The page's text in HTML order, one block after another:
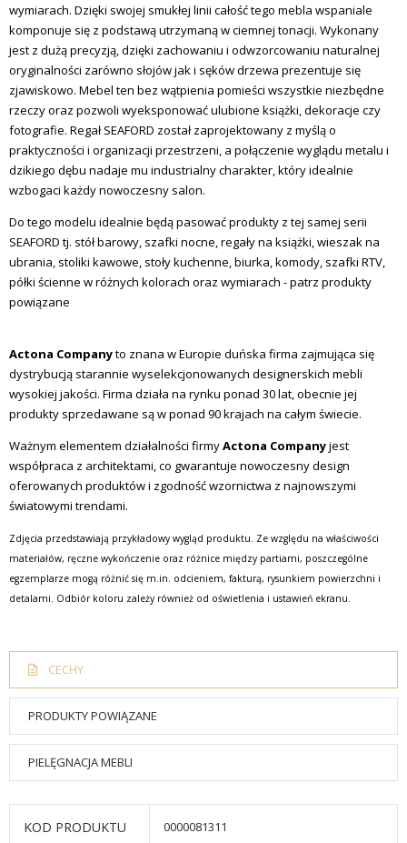
wymiarach. Dzięki swojej smukłej linii całość tego mebla wspaniale
komponuje się z podstawą utrzymaną w ciemnej tonacji. Wykonany
jest z dużą precyzją, dzięki zachowaniu i odwzorcowaniu naturalnej
oryginalności zarówno słojów jak i sękówdrzewa prezentuje się
zjawiskowo. Mebel ten bez wątpienia pomieści wszystkie niezbędne
rzeczy oraz pozwoli wyeksponować ulubione książki, dekoracje czy
fotografie. Regał SEAFORD został zaprojektowany z myślą o
praktyczności i organizacji przestrzeni, a połączenie wyglądu metalu i
dzikiego dębu nadaje mu industrialny charakter, który idealnie
wzbogaci każdy nowoczesny salon.
Do tego modelu idealnie będą pasować produkty z tej samej serii
SEAFORD tj. stół barowy, szafki nocne, regały na książki, wieszak na
ubrania, stoliki kawowe, stoły kuchenne, biurka, komody, szafki RTV,
półki ścienne w różnych kolorach oraz wymiarach -patrz produkty
powiązane
Actona Companyto znana w Europie duńska firma zajmująca się
dystrybucją starannie wyselekcjonowanych designerskich mebli
wysokiej jakości. Firma działa na rynku ponad 30 lat, obecnie jej
produkty sprzedawane są w ponad 90 krajach na całym świecie.
Ważnym elementem działalności firmyActona Companyjest
współpraca z architektami, co gwarantuje nowoczesny design
oferowanych produktów i zgodność wzornictwa z najnowszymi
światowymi trendami.
Zdjęcia przedstawiają przykładowy wygląd produktu. Ze względu na właściwości
materiałów, ręczne wykończenie oraz różnice między partiami, poszczególne
egzemplarze mogą różnić się m.in. odcieniem, fakturą, rysunkiem powierzchni i
detalami. Odbiór koloru zależy również od oświetlenia i ustawień ekranu.
CECHY
PRODUKTY POWIĄZANE
PIELĘGNACJA MEBLI
KOD PRODUKTU 0000081311